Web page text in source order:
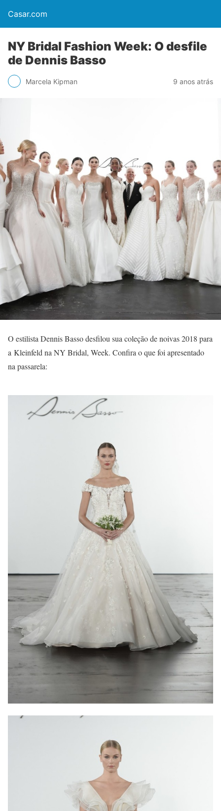
Casar.com
NY Bridal Fashion Week: O desfile
de Dennis Basso
Marcela Kipman 9 anos atrás
O estilista Dennis Basso desfilou sua coleção de noivas 2018 para
a Kleinfeld na NY Bridal, Week. Confira o que foi apresentado
na passarela: